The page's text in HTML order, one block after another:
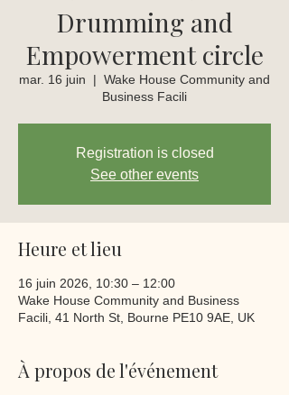
Drumming and
Empowerment circle
mar. 16 juin
  |
Wake House Community and
Business Facili
Registration is closed
See other events
Heure et lieu
16 juin 2026, 10:30 – 12:00
Wake House Community and Business
Facili, 41 North St, Bourne PE10 9AE, UK
À propos de l'événement